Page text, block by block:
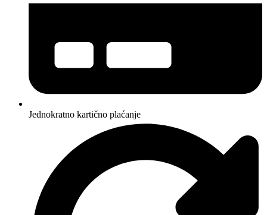
Jednokratno kartično plaćanje